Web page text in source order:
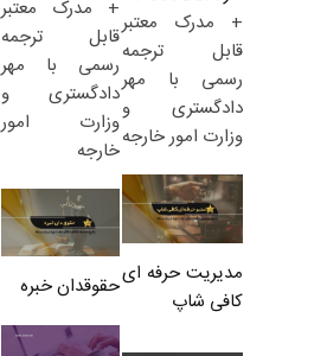
+ مدرک معتبر
قابل ترجمه
رسمی با مهر
دادگستری و
وزارت امور خارجه
+ مدرک معتبر
قابل ترجمه
رسمی با مهر
دادگستری و
وزارت امور
خارجه
مدیریت حرفه ای
کافی شاپ
حقوقدان خبره